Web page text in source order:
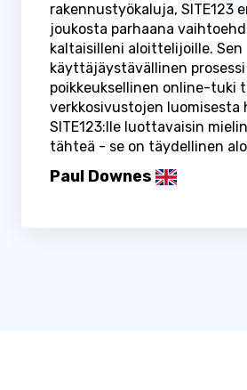
rakennustyökaluja, SITE123
joukosta parhaana
kaltaisilleni aloittelijoille. Sen
käyttäjäystävällinen
poikkeuksellinen online-tuki
verkkosivustojen luomisesta
SITE123:lle luottavaisin
tähteä - se on täydellinen
Paul Downes